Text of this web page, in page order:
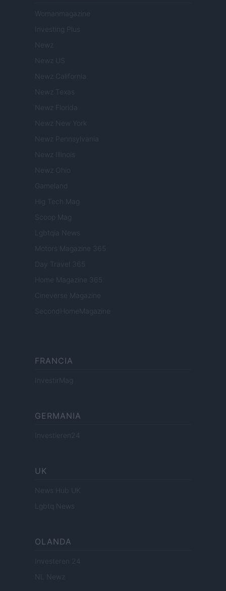
Womanmagazine
Investing Plus
Newz
Newz US
Newz California
Newz Texas
Newz Florida
Newz New York
Newz Pennsylvania
Newz Illinois
Newz Ohio
Gameland
Hig Tech Mag
Scoop Mag
Lgbtqia News
Motors Magazine 365
Day Travel 365
Home Magazine 365
Cineverse Magazine
SecondHomeMagazine
FRANCIA
InvestirMag
GERMANIA
Investieren24
UK
News Hub UK
Lgbtq News
OLANDA
Investeren 24
NL Newz